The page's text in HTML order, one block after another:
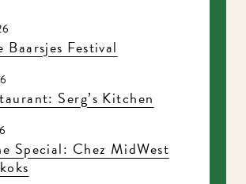
Festival
Serg’s Kitchen
Special: Chez MidWest